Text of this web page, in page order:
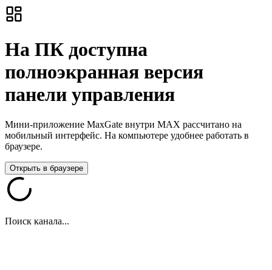
На ПК доступна
полноэкранная версия
панели управления
Мини-приложение MaxGate внутри MAX рассчитано на
мобильный интерфейс. На компьютере удобнее работать в
браузере.
Открыть в браузере
Поиск канала...